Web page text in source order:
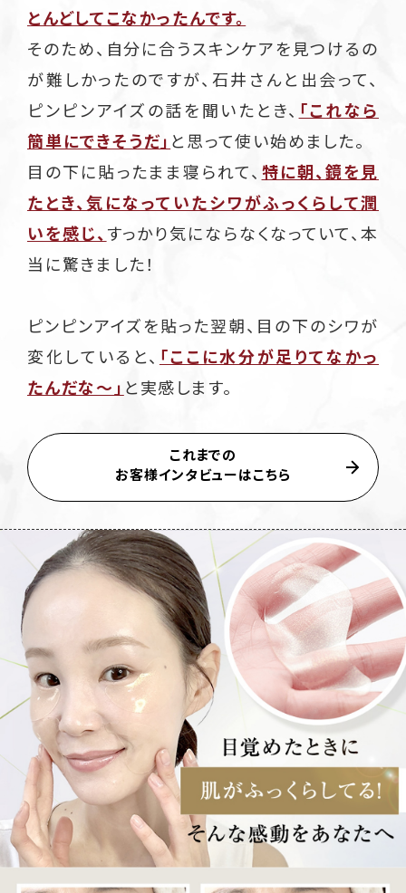
とんどしてこなかったんです。
そのため、自分に合うスキンケアを見つけるの
が難しかったのですが、石井さんと出会って、
ピンピンアイズの話を聞いたとき、 「これなら
簡単にできそうだ」 と思って使い始めました。
目の下に貼ったまま寝られて、 特に朝、鏡を見
たとき、気になっていたシワがふっくらして潤
いを感じ、 すっかり気にならなくなっていて、本
当に驚きました！
ピンピンアイズを貼った翌朝、目の下のシワが
変化していると、 「ここに水分が足りてなかっ
たんだな～」 と実感します。
これまでの
お客様インタビューはこちら